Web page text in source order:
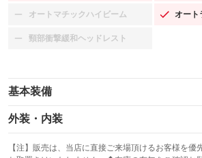
オートマチックハイビーム
：装備なし オート
：装備
頸部衝撃緩和ヘッドレスト
：装備なし
基本装備
エアバッグ：運転席/助手席/サイド
：装備あり
：装備なし
外装・内装
カーナビ
：装備なし
【注】販売は、当店に直接ご来場頂けるお客様を